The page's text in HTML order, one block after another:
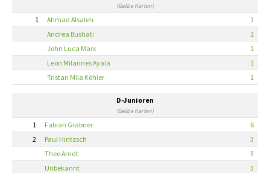
(Gelbe Karten)
1 Ahmad Alsaleh
1
Andrea Bushati
1
John Luca Marx
1
Leon Milannes Ayala
1
Tristan Mila Köhler
1
D-Junioren
(Gelbe Karten)
1 Fabian Gräbner
6
2
Paul Hintzsch
3
Theo Arndt
3
Unbekannt
3